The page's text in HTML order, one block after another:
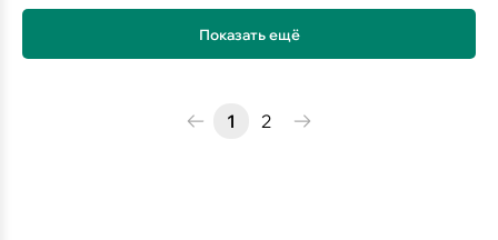
Показать ещё
1 2